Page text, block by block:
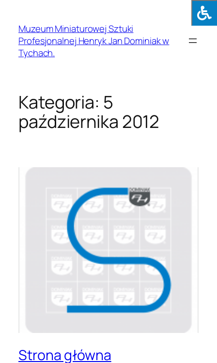
Muzeum Miniaturowej Sztuki
Profesjonalnej Henryk Jan Dominiak w
Tychach.
Kategoria: 5
października 2012
Strona główna